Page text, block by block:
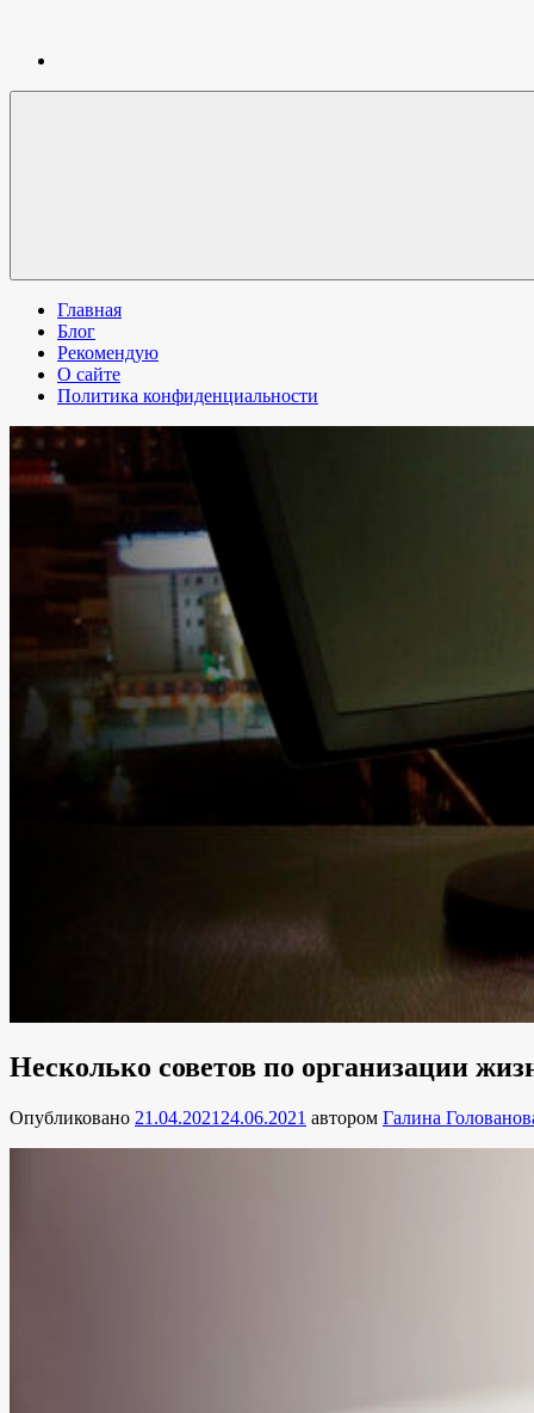
Главная
Блог
Рекомендую
О сайте
Политика конфиденциальности
Несколько советов по организации
Опубликовано 21.04.2021 24.06.2021 автором Галина